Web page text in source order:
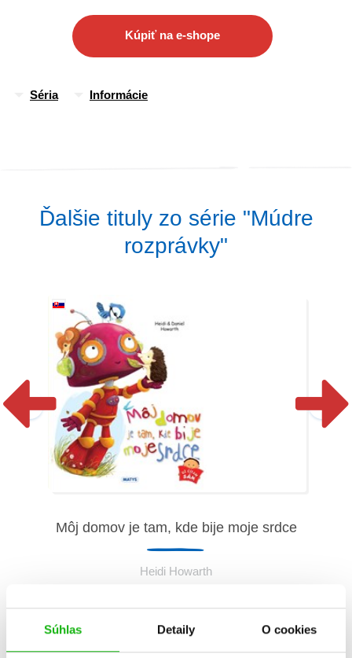
Súhlas Detaily O cookies
Kúpiť na e-shope
Séria Informácie
Ďalšie tituly zo série "Múdre
rozprávky"
Môj domov je tam, kde bije moje srdce
Heidi Howarth